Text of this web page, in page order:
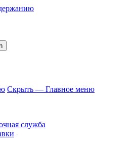
Скрыть — Главное меню
служба